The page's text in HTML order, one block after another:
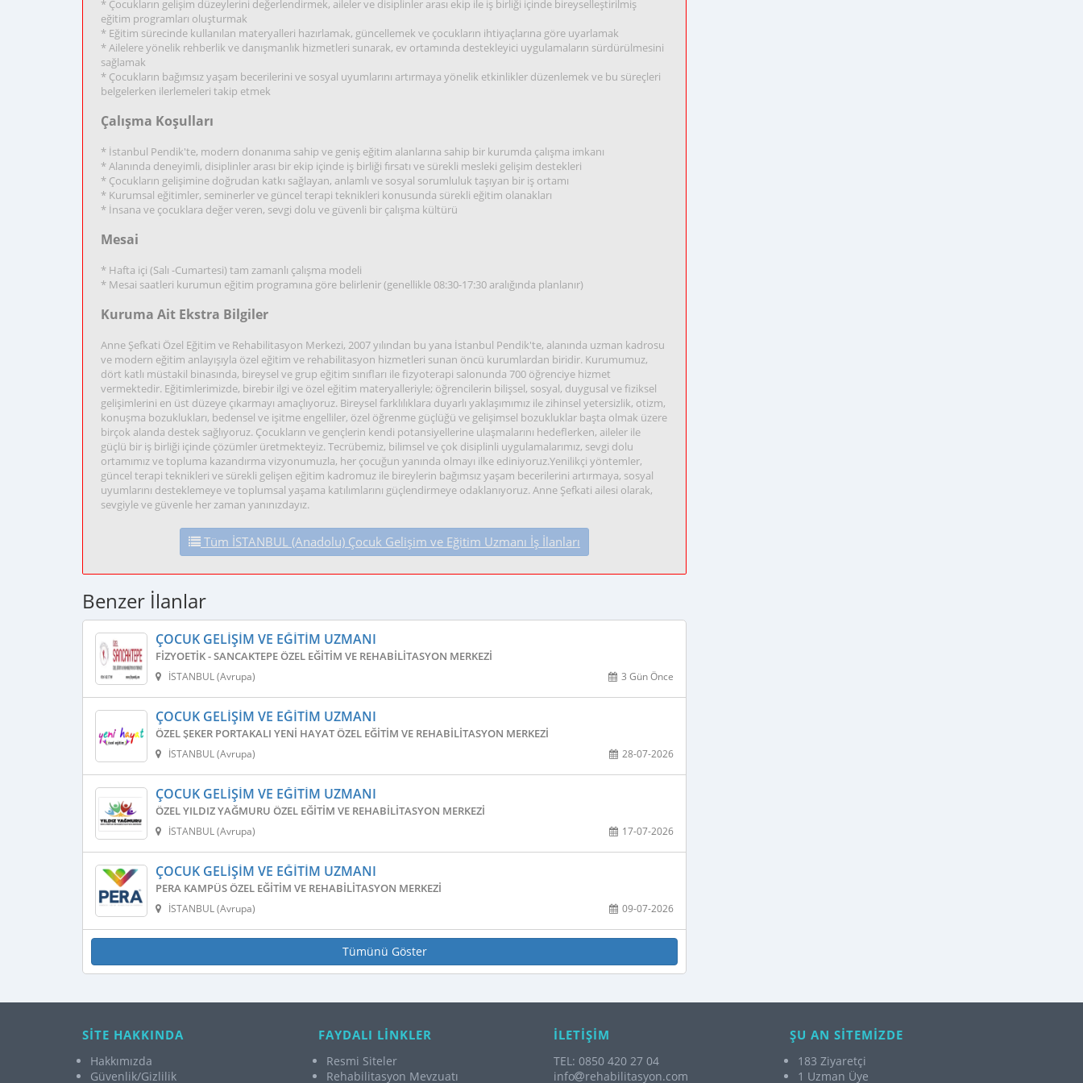
* Çocukların gelişim düzeylerini değerlendirmek, aileler ve disiplinler arası ekip ile iş birliği içinde bireyselleştirilmiş
eğitim programları oluşturmak
* Eğitim sürecinde kullanılan materyalleri hazırlamak, güncellemek ve çocukların ihtiyaçlarına göre uyarlamak
* Ailelere yönelik rehberlik ve danışmanlık hizmetleri sunarak, ev ortamında destekleyici uygulamaların sürdürülmesini
sağlamak
* Çocukların bağımsız yaşam becerilerini ve sosyal uyumlarını artırmaya yönelik etkinlikler düzenlemek ve bu süreçleri
belgelerken ilerlemeleri takip etmek
Çalışma Koşulları
* İstanbul Pendik'te, modern donanıma sahip ve geniş eğitim alanlarına sahip bir kurumda çalışma imkanı
* Alanında deneyimli, disiplinler arası bir ekip içinde iş birliği fırsatı ve sürekli mesleki gelişim destekleri
* Çocukların gelişimine doğrudan katkı sağlayan, anlamlı ve sosyal sorumluluk taşıyan bir iş ortamı
* Kurumsal eğitimler, seminerler ve güncel terapi teknikleri konusunda sürekli eğitim olanakları
* İnsana ve çocuklara değer veren, sevgi dolu ve güvenli bir çalışma kültürü
Mesai
* Hafta içi (Salı -Cumartesi) tam zamanlı çalışma modeli
* Mesai saatleri kurumun eğitim programına göre belirlenir (genellikle 08:30-17:30 aralığında planlanır)
Kuruma Ait Ekstra Bilgiler
Anne Şefkati Özel Eğitim ve Rehabilitasyon Merkezi, 2007 yılından bu yana İstanbul Pendik'te, alanında uzman kadrosu
ve modern eğitim anlayışıyla özel eğitim ve rehabilitasyon hizmetleri sunan öncü kurumlardan biridir. Kurumumuz,
dört katlı müstakil binasında, bireysel ve grup eğitim sınıfları ile fizyoterapi salonunda 700 öğrenciye hizmet
vermektedir. Eğitimlerimizde, birebir ilgi ve özel eğitim materyalleriyle; öğrencilerin bilişsel, sosyal, duygusal ve fiziksel
gelişimlerini en üst düzeye çıkarmayı amaçlıyoruz. Bireysel farklılıklara duyarlı yaklaşımımız ile zihinsel yetersizlik, otizm,
konuşma bozuklukları, bedensel ve işitme engelliler, özel öğrenme güçlüğü ve gelişimsel bozukluklar başta olmak üzere
birçok alanda destek sağlıyoruz. Çocukların ve gençlerin kendi potansiyellerine ulaşmalarını hedeflerken, aileler ile
güçlü bir iş birliği içinde çözümler üretmekteyiz. Tecrübemiz, bilimsel ve çok disiplinli uygulamalarımız, sevgi dolu
ortamımız ve topluma kazandırma vizyonumuzla, her çocuğun yanında olmayı ilke ediniyoruz.Yenilikçi yöntemler,
güncel terapi teknikleri ve sürekli gelişen eğitim kadromuz ile bireylerin bağımsız yaşam becerilerini artırmaya, sosyal
uyumlarını desteklemeye ve toplumsal yaşama katılımlarını güçlendirmeye odaklanıyoruz. Anne Şefkati ailesi olarak,
sevgiyle ve güvenle her zaman yanınızdayız.
Tüm İSTANBUL (Anadolu) Çocuk Gelişim ve Eğitim Uzmanı İş İlanları
Benzer İlanlar
ÇOCUK GELIŞIM VE EĞITIM UZMANI
FIZYOETIK - SANCAKTEPE ÖZEL EĞITIM VE REHABILITASYON MERKEZI
3 Gün Önce
İSTANBUL (Avrupa)
ÇOCUK GELIŞIM VE EĞITIM UZMANI
ÖZEL ŞEKER PORTAKALI YENI HAYAT ÖZEL EĞITIM VE REHABILITASYON MERKEZI
28-07-2026
İSTANBUL (Avrupa)
ÇOCUK GELIŞIM VE EĞITIM UZMANI
ÖZEL YILDIZ YAĞMURU ÖZEL EĞITIM VE REHABILITASYON MERKEZI
17-07-2026
İSTANBUL (Avrupa)
ÇOCUK GELIŞIM VE EĞITIM UZMANI
PERA KAMPÜS ÖZEL EĞITIM VE REHABILITASYON MERKEZI
09-07-2026
İSTANBUL (Avrupa)
Tümünü Göster
SİTE HAKKINDA
Hakkımızda
Güvenlik/Gizlilik
FAYDALI LİNKLER
Resmi Siteler
Rehabilitasyon Mevzuatı
İLETİŞİM
TEL: 0850 420 27 04
info
rehabilitasyon.com
ŞU AN SİTEMİZDE
183 Ziyaretçi
1 Uzman Üye